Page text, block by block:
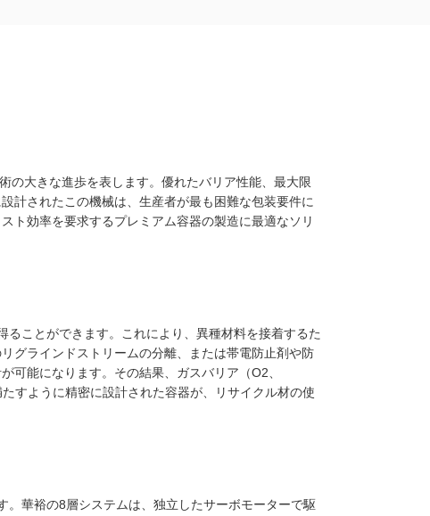
の大きな進歩を表します。優れたバリア性能、最大限
計されたこの機械は、生産者が最も困難な包装要件に
ト効率を要求するプレミアム容器の製造に最適なソリ
ことができます。これにより、異種材料を接着するた
グラインドストリームの分離、または帯電防止剤や防
可能になります。その結果、ガスバリア（O2、
すように精密に設計された容器が、リサイクル材の使
華裕の8層システムは、独立したサーボモーターで駆